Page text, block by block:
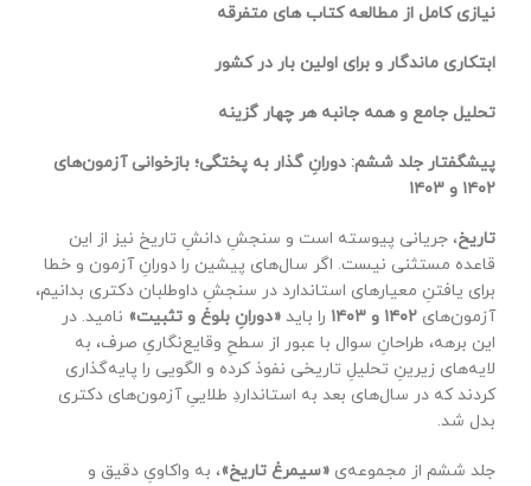
نیازی کامل از مطالعه کتاب های متفرقه
ابتکاری ماندگار و برای اولین بار در کشور
تحلیل جامع و همه جانبه هر چهار گزینه
پیشگفتار جلد ششم: دورانِ گذار به پختگی؛ بازخوانی آزمون‌های
۱۴۰۲ و ۱۴۰۳
تاریخ، جریانی پیوسته است و سنجشِ دانشِ تاریخ نیز از این
قاعده مستثنی نیست. اگر سال‌های پیشین را دورانِ آزمون و خطا
برای یافتنِ معیارهای استاندارد در سنجشِ داوطلبان دکتری بدانیم،
آزمون‌های ۱۴۰۲ و ۱۴۰۳ را باید «دورانِ بلوغ و تثبیت» نامید. در
این برهه، طراحانِ سوال با عبور از سطحِ وقایع‌نگاریِ صرف، به
لایه‌های زیرینِ تحلیلِ تاریخی نفوذ کرده و الگویی را پایه‌گذاری
کردند که در سال‌های بعد به استانداردِ طلاییِ آزمون‌های دکتری
بدل شد.
جلد ششم از مجموعه‌ی «سیمرغ تاریخ»، به واکاویِ دقیق و